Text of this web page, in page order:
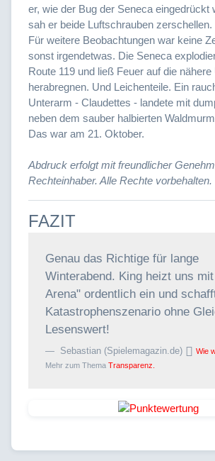
er, wie der Bug der Seneca eingedrückt
sah er beide Luftschrauben zerschellen.
Für weitere Beobachtungen war keine
sonst irgendetwas. Die Seneca
Route 119 und ließ Feuer auf die
herabregnen. Und Leichenteile. Ein
Unterarm - Claudettes - landete mit
neben dem sauber halbierten
Das war am 21. Oktober.
Abdruck erfolgt mit freundlicher
Rechteinhaber. Alle Rechte vorbehalten.
FAZIT
Genau das Richtige für lange
Winterabend. King heizt uns
Arena" ordentlich ein und
Katastrophenszenario ohne
Lesenswert!
Sebastian (Spielemagazin.de)
Wie
Mehr zum Thema Transparenz.